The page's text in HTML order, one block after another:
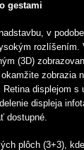
gestami
v
rozlíšením.
(3D)
zobrazia
displejom s
displeja
dostupné.
plôch (3+3),